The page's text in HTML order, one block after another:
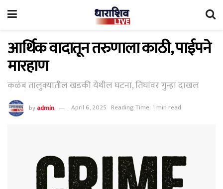
आर्थिक वादातून तरुणाला काठी, पाईपने
मारहाण
कळंब तालुक्यातील खडकी येथील घटना, तिघांवर गुन्हा दाखल
byadmin April 6, 2025 Reading Time: 1 min read